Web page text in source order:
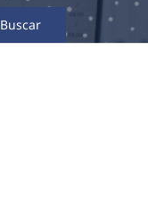
Buscar